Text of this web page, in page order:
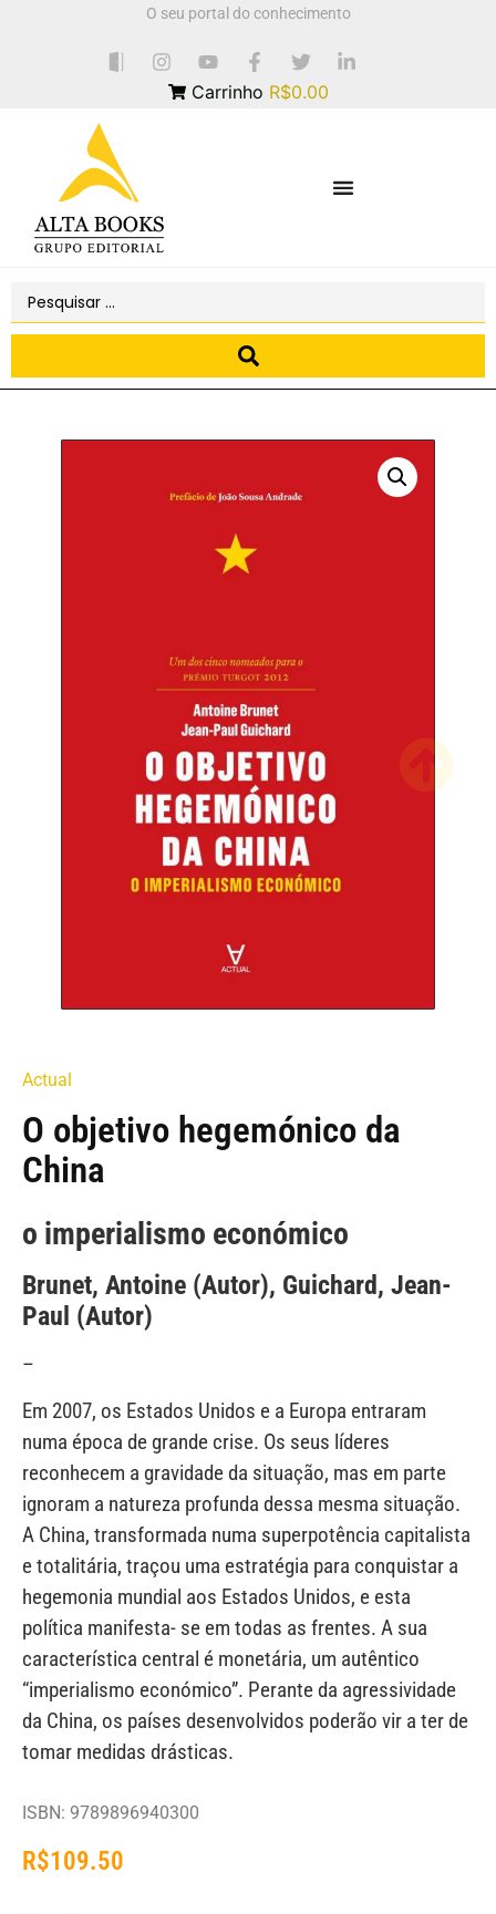
O seu portal do conhecimento
Carrinho R$0.00
Actual
O objetivo hegemónico da
China
o imperialismo económico
Brunet, Antoine (Autor), Guichard, Jean-
Paul (Autor)
–
Em 2007, os Estados Unidos e a Europa entraram
numa época de grande crise. Os seus líderes
reconhecem a gravidade da situação, mas em parte
ignoram a natureza profunda dessa mesma situação.
A China, transformada numa superpotência capitalista
e totalitária, traçou uma estratégia para conquistar a
hegemonia mundial aos Estados Unidos, e esta
política manifesta- se em todas as frentes. A sua
característica central é monetária, um autêntico
“imperialismo económico”. Perante da agressividade
da China, os países desenvolvidos poderão vir a ter de
tomar medidas drásticas.
ISBN: 9789896940300
R$109.50